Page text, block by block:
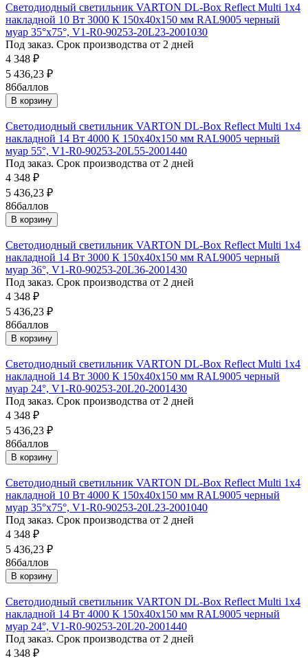
Светодиодный светильник VARTON DL-Box Reflect Multi 1x4
накладной 10 Вт 3000 К 150х40х150 мм RAL9005 черный
муар 35°x75°, V1-R0-90253-20L23-2001030
Под заказ. Срок производства от 2 дней
4 348 ₽
5 436,23 ₽
86баллов
В корзину
Светодиодный светильник VARTON DL-Box Reflect Multi 1x4
накладной 14 Вт 4000 К 150х40х150 мм RAL9005 черный
муар 55°, V1-R0-90253-20L55-2001440
Под заказ. Срок производства от 2 дней
4 348 ₽
5 436,23 ₽
86баллов
В корзину
Светодиодный светильник VARTON DL-Box Reflect Multi 1x4
накладной 14 Вт 3000 К 150х40х150 мм RAL9005 черный
муар 36°, V1-R0-90253-20L36-2001430
Под заказ. Срок производства от 2 дней
4 348 ₽
5 436,23 ₽
86баллов
В корзину
Светодиодный светильник VARTON DL-Box Reflect Multi 1x4
накладной 14 Вт 3000 К 150х40х150 мм RAL9005 черный
муар 24°, V1-R0-90253-20L20-2001430
Под заказ. Срок производства от 2 дней
4 348 ₽
5 436,23 ₽
86баллов
В корзину
Светодиодный светильник VARTON DL-Box Reflect Multi 1x4
накладной 10 Вт 4000 К 150х40х150 мм RAL9005 черный
муар 35°x75°, V1-R0-90253-20L23-2001040
Под заказ. Срок производства от 2 дней
4 348 ₽
5 436,23 ₽
86баллов
В корзину
Светодиодный светильник VARTON DL-Box Reflect Multi 1x4
накладной 14 Вт 4000 К 150х40х150 мм RAL9005 черный
муар 24°, V1-R0-90253-20L20-2001440
Под заказ. Срок производства от 2 дней
4 348 ₽